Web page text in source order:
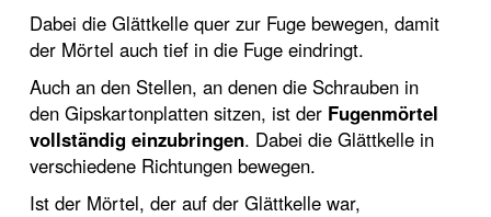
Dabei die Glättkelle quer zur Fuge bewegen, damit
der Mörtel auch tief in die Fuge eindringt.
Auch an den Stellen, an denen die Schrauben in
den Gipskartonplatten sitzen, ist der Fugenmörtel
vollständig einzubringen. Dabei die Glättkelle in
verschiedene Richtungen bewegen.
Ist der Mörtel, der auf der Glättkelle war,